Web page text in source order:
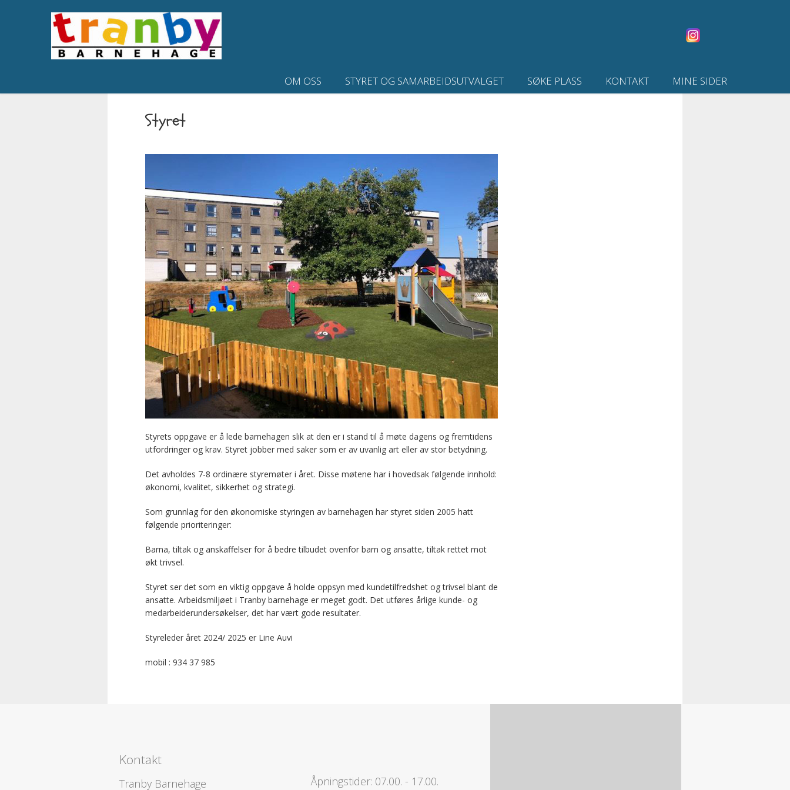
OM OSS STYRET OG SAMARBEIDSUTVALGET SØKE PLASS KONTAKT MINE SIDER
Styret
Styrets oppgave er å lede barnehagen slik at den er i stand til å møte dagens og fremtidens
utfordringer og krav. Styret jobber med saker som er av uvanlig art eller av stor betydning.
Det avholdes 7-8 ordinære styremøter i året. Disse møtene har i hovedsak følgende innhold:
økonomi, kvalitet, sikkerhet og strategi.
Som grunnlag for den økonomiske styringen av barnehagen har styret siden 2005 hatt
følgende prioriteringer:
Barna, tiltak og anskaffelser for å bedre tilbudet ovenfor barn og ansatte, tiltak rettet mot
økt trivsel.
Styret ser det som en viktig oppgave å holde oppsyn med kundetilfredshet og trivsel blant de
ansatte. Arbeidsmiljøet i Tranby barnehage er meget godt. Det utføres årlige kunde- og
medarbeiderundersøkelser, det har vært gode resultater.
Styreleder året 2024/ 2025 er Line Auvi
mobil : 934 37 985
Kontakt
Tranby Barnehage Åpningstider: 07.00. - 17.00.